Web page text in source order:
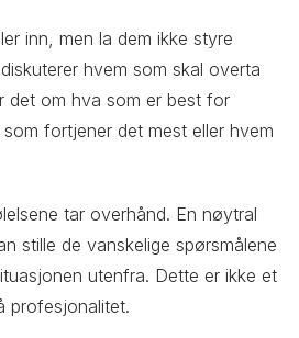
inn, men la dem ikke styre
hvem som skal overta
det om hva som er best for
fortjener det mest eller hvem
tar overhånd. En nøytral
stille de vanskelige spørsmålene
utenfra. Dette er ikke et
profesjonalitet.